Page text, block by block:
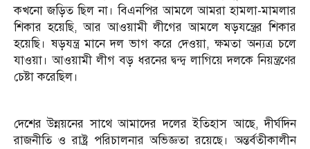
কখনো জড়িত ছিল না। বিএনপির আমলে আমরা হামলা-মামলার
শিকার হয়েছি, আর আওয়ামী লীগের আমলে ষড়যন্ত্রের শিকার
হয়েছি। ষড়যন্ত্র মানে দল ভাগ করে দেওয়া, ক্ষমতা অন্যত্র চলে
যাওয়া। আওয়ামী লীগ বড় ধরনের দ্বন্দ্ব লাগিয়ে দলকে নিয়ন্ত্রণের
চেষ্টা করেছিল।
দেশের উন্নয়নের সাথে আমাদের দলের ইতিহাস আছে, দীর্ঘদিন
রাজনীতি ও রাষ্ট্র পরিচালনার অভিজ্ঞতা রয়েছে। অন্তর্বতীকালীন